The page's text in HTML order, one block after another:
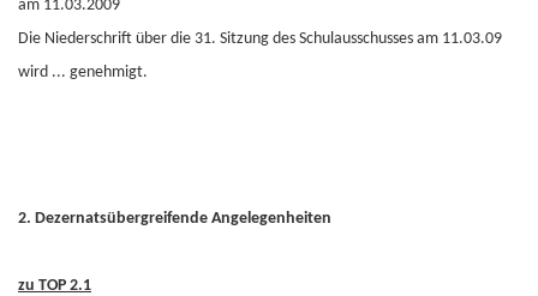
am 11.03.2009
Die Niederschrift über die 31. Sitzung des Schulausschusses am 11.03.09
wird ... genehmigt.
2. Dezernatsübergreifende Angelegenheiten
zu TOP 2.1